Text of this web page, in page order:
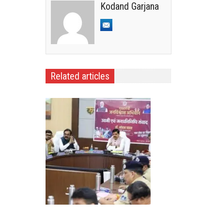
Kodand Garjana
Related articles